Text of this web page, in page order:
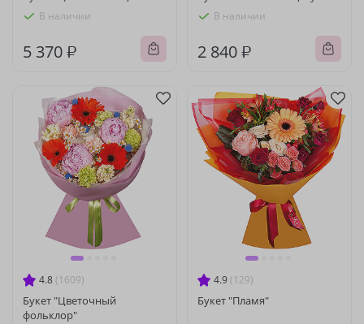
В наличии
5 370 ₽
В наличии
2 840 ₽
4.8 (1609)
Букет "Цветочный
фольклор"
4.9 (129)
Букет "Пламя"